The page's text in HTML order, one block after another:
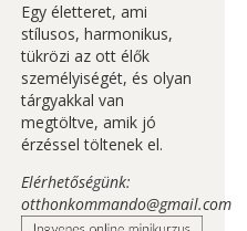
Egy életteret, ami
stílusos, harmonikus,
tükrözi az ott élők
személyiségét, és olyan
tárgyakkal van
megtöltve, amik jó
érzéssel töltenek el.
Elérhetőségünk:
otthonkommando@gmail.com